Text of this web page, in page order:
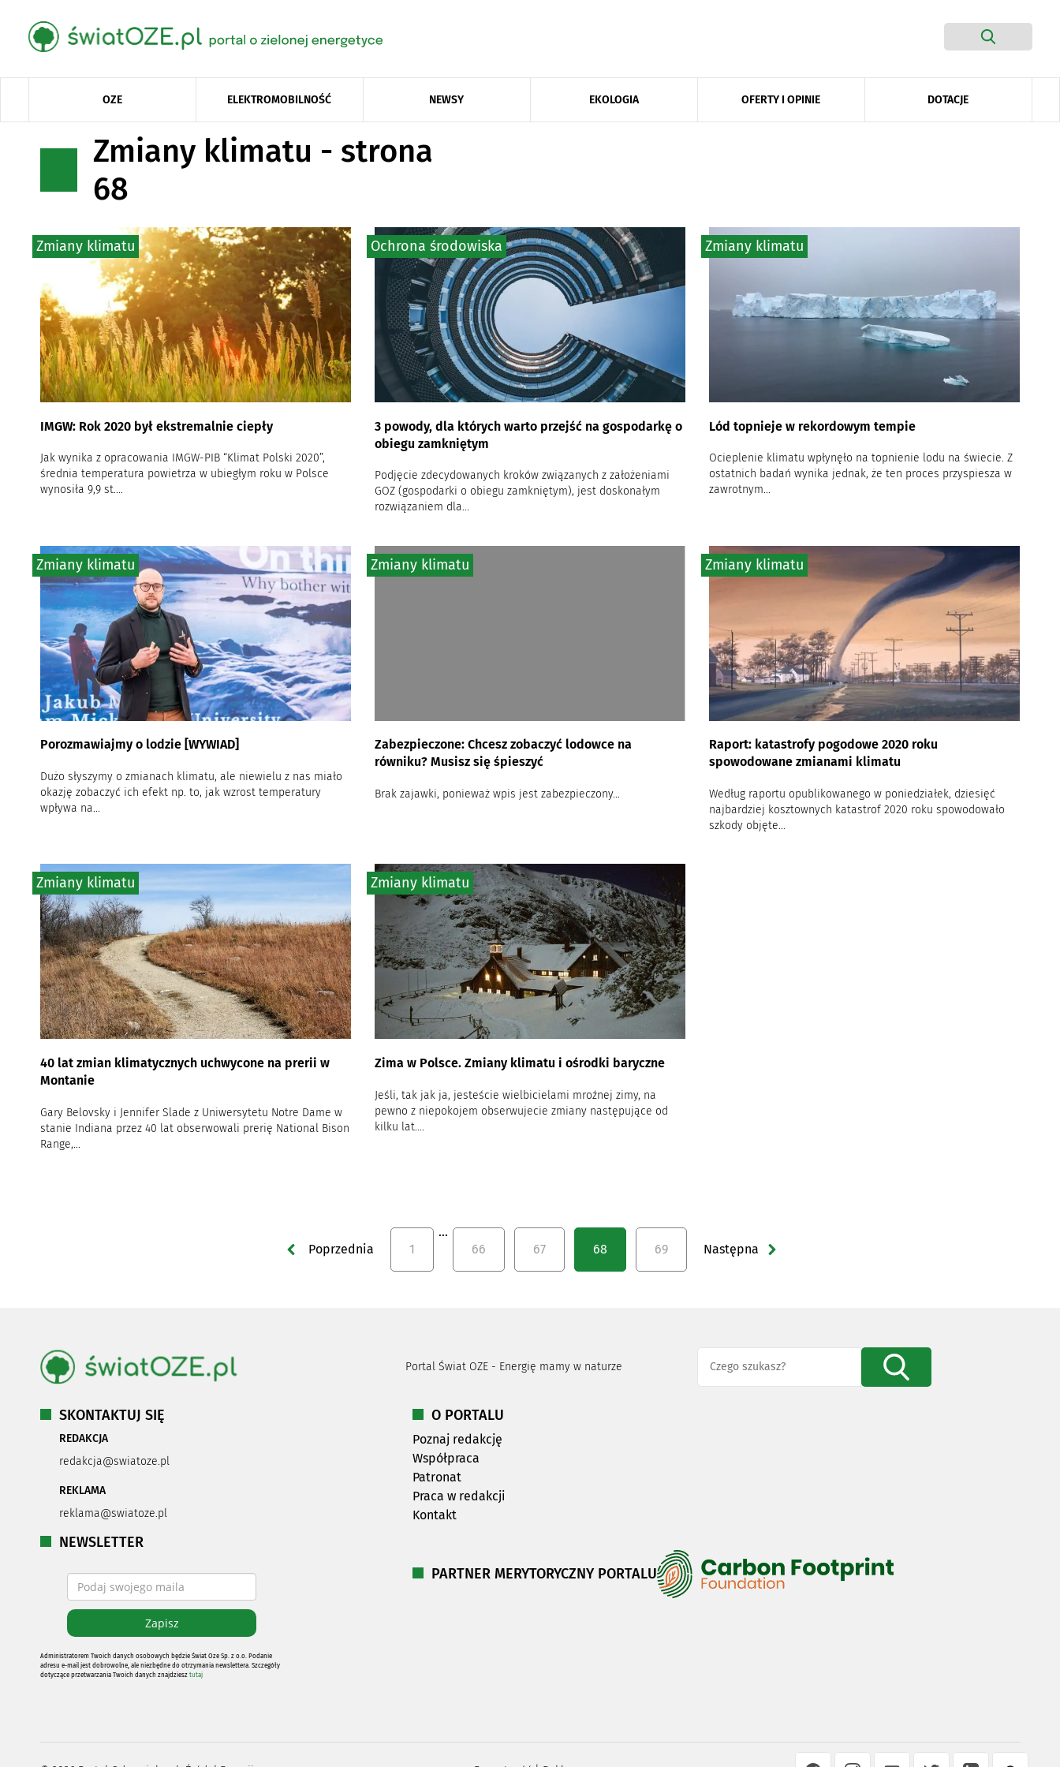
OZE ELEKTROMOBILNOŚĆ NEWSY EKOLOGIA OFERTY I OPINIE DOTACJE
Zmiany klimatu - strona
68
IMGW: Rok 2020 był ekstremalnie ciepły
Jak wynika z opracowania IMGW-PIB “Klimat Polski 2020”,
średnia temperatura powietrza w ubiegłym roku w Polsce
wynosiła 9,9 st....
Zmiany klimatu
3 powody, dla których warto przejść na gospodarkę o
obiegu zamkniętym
Podjęcie zdecydowanych kroków związanych z założeniami
GOZ (gospodarki o obiegu zamkniętym), jest doskonałym
rozwiązaniem dla...
Ochrona środowiska
Lód topnieje w rekordowym tempie
Ocieplenie klimatu wpłynęło na topnienie lodu na świecie. Z
ostatnich badań wynika jednak, że ten proces przyspiesza w
zawrotnym...
Zmiany klimatu
Porozmawiajmy o lodzie [WYWIAD]
Dużo słyszymy o zmianach klimatu, ale niewielu z nas miało
okazję zobaczyć ich efekt np. to, jak wzrost temperatury
wpływa na...
Zmiany klimatu
Zabezpieczone: Chcesz zobaczyć lodowce na
równiku? Musisz się śpieszyć
Brak zajawki, ponieważ wpis jest zabezpieczony...
Zmiany klimatu
Raport: katastrofy pogodowe 2020 roku
spowodowane zmianami klimatu
Według raportu opublikowanego w poniedziałek, dziesięć
najbardziej kosztownych katastrof 2020 roku spowodowało
szkody objęte...
Zmiany klimatu
40 lat zmian klimatycznych uchwycone na prerii w
Montanie
Gary Belovsky i Jennifer Slade z Uniwersytetu Notre Dame w
stanie Indiana przez 40 lat obserwowali prerię National Bison
Range,...
Zmiany klimatu
Zima w Polsce. Zmiany klimatu i ośrodki baryczne
Jeśli, tak jak ja, jesteście wielbicielami mroźnej zimy, na
pewno z niepokojem obserwujecie zmiany następujące od
kilku lat....
Zmiany klimatu
Poprzednia 1
…
66
67 68 69 Następna
Portal Świat OZE - Energię mamy w naturze
SKONTAKTUJ SIĘ
REDAKCJA
redakcja@swiatoze.pl
REKLAMA
reklama@swiatoze.pl
NEWSLETTER
Administratorem Twoich danych osobowych będzie Świat Oze Sp. z o.o. Podanie
adresu e-mail jest dobrowolne, ale niezbędne do otrzymania newslettera. Szczegóły
dotyczące przetwarzania Twoich danych znajdziesz tutaj
O PORTALU
Poznaj redakcję
Współpraca
Patronat
Praca w redakcji
Kontakt
PARTNER MERYTORYCZNY PORTALU